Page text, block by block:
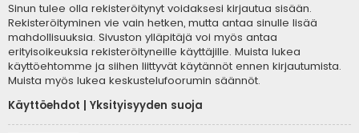
Sinun tulee olla rekisteröitynyt voidaksesi kirjautua sisään.
Rekisteröityminen vie vain hetken, mutta antaa sinulle lisää
mahdollisuuksia. Sivuston ylläpitäjä voi myös antaa
erityisoikeuksia rekisteröityneille käyttäjille. Muista lukea
käyttöehtomme ja siihen liittyvät käytännöt ennen kirjautumista.
Muista myös lukea keskustelufoorumin säännöt.
Käyttöehdot
Yksityisyyden suoja